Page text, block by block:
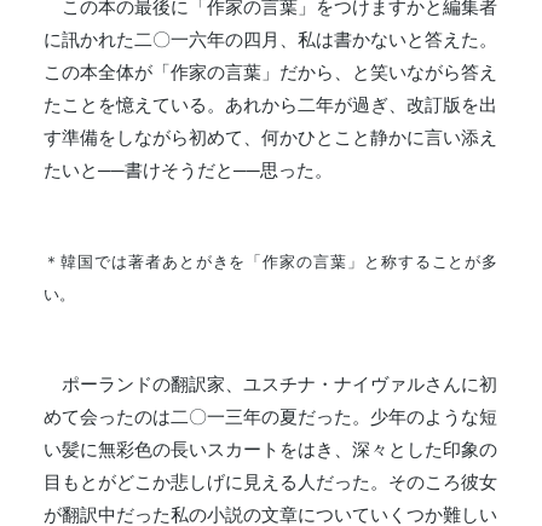
この本の最後に「作家の言葉 」をつけますかと編集者
に訊かれた二〇一六年の四月、私は書かないと答えた。
この本全体が「作家の言葉」だから、と笑いながら答え
たことを憶えている。あれから二年が過ぎ、改訂版を出
す準備をしながら初めて、何かひとこと静かに言い添え
たいと──書けそうだと──思った。
＊韓国では著者あとがきを「作家の言葉」と称することが多
い。
ポーランドの翻訳家、ユスチナ・ナイヴァルさんに初
めて会ったのは二〇一三年の夏だった。少年のような短
い髪に無彩色の長いスカートをはき、深々とした印象の
目もとがどこか悲しげに見える人だった。そのころ彼女
が翻訳中だった私の小説の文章についていくつか難しい